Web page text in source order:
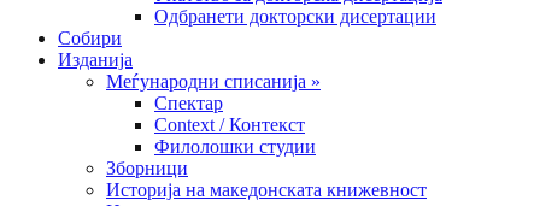
Одбранети докторски дисертации
Собири
Изданија
Меѓународни списанија »
Спектар
Context / Контекст
Филолошки студии
Зборници
Историја на македонската книжевност